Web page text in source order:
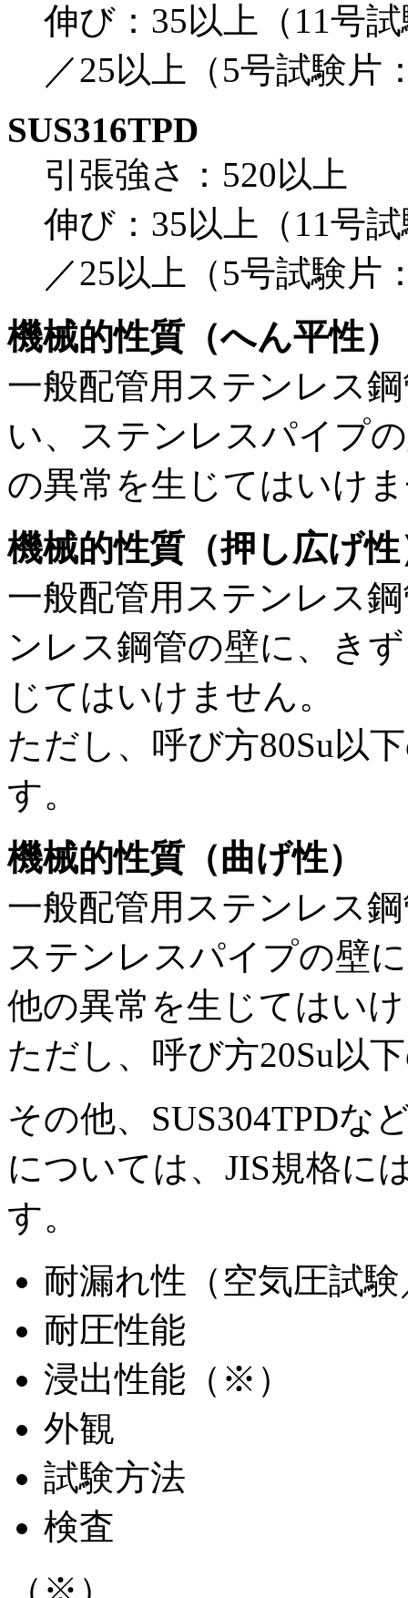
伸び：35以上（11号
／25以上（5号試験片
SUS316TPD
引張強さ：520以上
伸び：35以上（11号
／25以上（5号試験片
機械的性質（へん平性）
一般配管用ステンレス
い、ステンレスパイプ
の異常を生じてはいけ
機械的性質（押し広げ性
一般配管用ステンレス
ンレス鋼管の壁に、き
じてはいけません。
ただし、呼び方80Su以
す。
機械的性質（曲げ性）
一般配管用ステンレス
ステンレスパイプの壁
他の異常を生じてはい
ただし、呼び方20Su以
その他、SUS304TPDな
については、JIS規格に
す。
耐漏れ性（空気圧試
耐圧性能
浸出性能（※）
外観
試験方法
検査